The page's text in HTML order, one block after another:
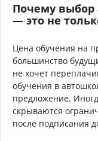
Почему выбор
— это не
Цена обучения на
большинство
не хочет
обучения в
предложение.
скрываются
после подписания